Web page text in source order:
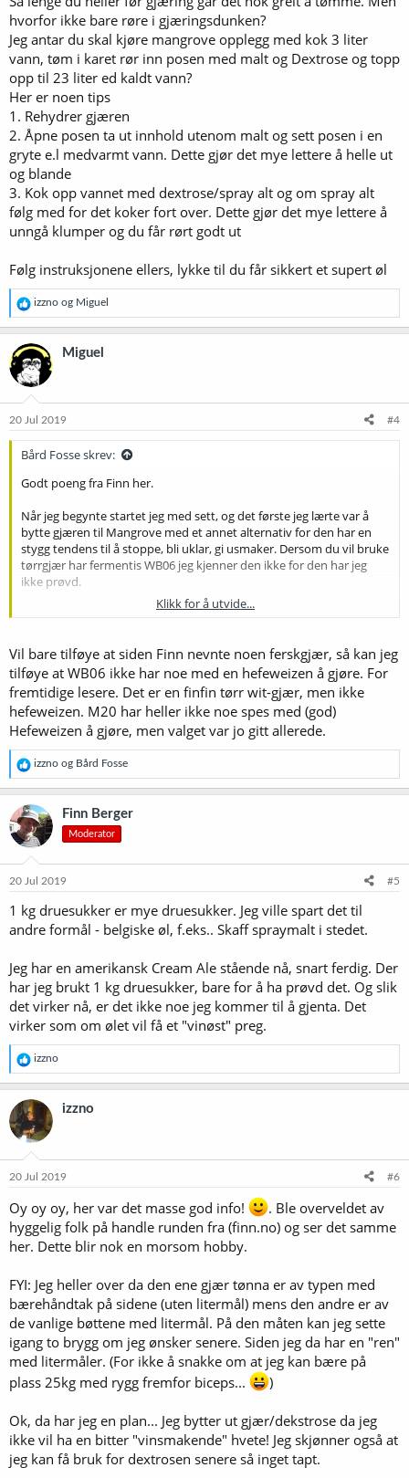
hvorfor ikke bare røre i gjæringsdunken?
Jeg antar du skal kjøre mangrove opplegg med kok 3 liter
vann, tøm i karet rør inn posen med malt og Dextrose og topp
opp til 23 liter ed kaldt vann?
Her er noen tips
1. Rehydrer gjæren
2. Åpne posen ta ut innhold utenom malt og sett posen i en
gryte e.l medvarmt vann. Dette gjør det mye lettere å helle ut
og blande
3. Kok opp vannet med dextrose/spray alt og om spray alt
følg med for det koker fort over. Dette gjør det mye lettere å
unngå klumper og du får rørt godt ut
Følg instruksjonene ellers, lykke til du får sikkert et supert øl
R
e
a
k
s
o
e
izzno og Miguel
Miguel
20 Jul 2019 #4
Bård Fosse skrev:
Godt poeng fra Finn her.
Når jeg begynte startet jeg med sett, og det første jeg lærte var å
bytte gjæren til Mangrove med et annet alternativ for den har en
stygg tendens til å stoppe, bli uklar, gi usmaker. Dersom du vil bruke
tørrgjær har fermentis WB06 jeg kjenner den ikke for den har jeg
ikke prøvd.
Dextrose antar jeg er 1kg som står på posen som anbefalt. Det er
syntes jeg når jeg kjørte sett.
Noter hva du gjør, prøv med spray alt neste gang og noter
forskjellen, det er jo endel av moren med hobbyen.
Så lenge du heller før gjæring går det nok greit å tømme. Men
hvorfor ikke bare røre i gjæringsdunken?
Jeg antar du skal kjøre mangrove opplegg med kok 3 liter vann, tøm
i karet rør inn posen med malt og Dextrose og topp opp til 23 liter
ed kaldt vann?
Her er noen tips
1. Rehydrer gjæren
2. Åpne posen ta ut innhold utenom malt og sett posen i en gryte e.l
medvarmt vann. Dette gjør det mye lettere å helle ut og blande
3. Kok opp vannet med dextrose/spray alt og om spray alt følg med
og du får rørt godt ut
Følg instruksjonene ellers, lykke til du får sikkert et supert øl
Klikk for å utvide...
Vil bare tilføye at siden Finn nevnte noen ferskgjær, så kan jeg
tilføye at WB06 ikke har noe med en hefeweizen å gjøre. For
fremtidige lesere. Det er en finfin tørr wit-gjær, men ikke
hefeweizen. M20 har heller ikke noe spes med (god)
Hefeweizen å gjøre, men valget var jo gitt allerede.
R
e
a
k
s
j
o
e
:
izzno og Bård Fosse
Finn Berger
Moderator
20 Jul 2019 #5
1 kg druesukker er mye druesukker. Jeg ville spart det til
andre formål - belgiske øl, f.eks.. Skaff spraymalt i stedet.
Jeg har en amerikansk Cream Ale stående nå, snart ferdig. Der
har jeg brukt 1 kg druesukker, bare for å ha prøvd det. Og slik
det virker nå, er det ikke noe jeg kommer til å gjenta. Det
virker som om ølet vil få et "vinøst" preg.
R
e
a
k
s
j
o
e
izzno
izzno
20 Jul 2019 #6
Oy oy oy, her var det masse god info!
. Ble overveldet av
hyggelig folk på handle runden fra (finn.no) og ser det samme
her. Dette blir nok en morsom hobby.
FYI: Jeg heller over da den ene gjær tønna er av typen med
bærehåndtak på sidene (uten litermål) mens den andre er av
de vanlige bøttene med litermål. På den måten kan jeg sette
igang to brygg om jeg ønsker senere. Siden jeg da har en "ren"
med litermåler. (For ikke å snakke om at jeg kan bære på
plass 25kg med rygg fremfor biceps...
)
Ok, da har jeg en plan... Jeg bytter ut gjær/dekstrose da jeg
ikke vil ha en bitter "vinsmakende" hvete! Jeg skjønner også at
jeg kan få bruk for dextrosen senere så inget tapt.